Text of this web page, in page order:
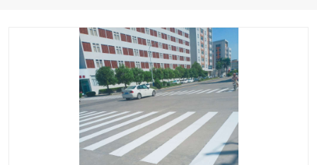
道路标线划线 马路标线
道路划线